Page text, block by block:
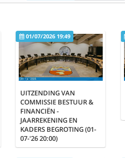
01/07/2026 19:49
UITZENDING VAN
COMMISSIE BESTUUR &
FINANCIËN -
JAARREKENING EN
KADERS BEGROTING (01-
07-'26 20:00)